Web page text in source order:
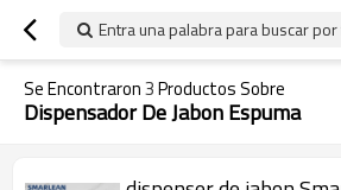
Entra una palabra para buscar
Se Encontraron3Productos Sobre
Dispensador De Jabon Espuma